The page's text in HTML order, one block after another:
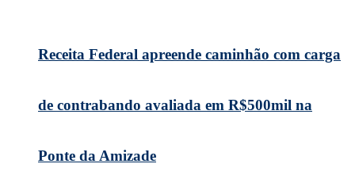
Receita Federal apreende caminhão com carga
de contrabando avaliada em R$500mil na
Ponte da Amizade